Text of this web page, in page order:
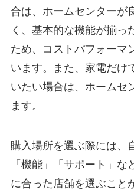
合は、ホームセンターが
く、基本的な機能が揃っ
ため、コストパフォーマ
います。また、家電だけ
いたい場合は、ホームセ
ます。
購入場所を選ぶ際には、
「機能」「サポート」
に合った店舗を選ぶこと